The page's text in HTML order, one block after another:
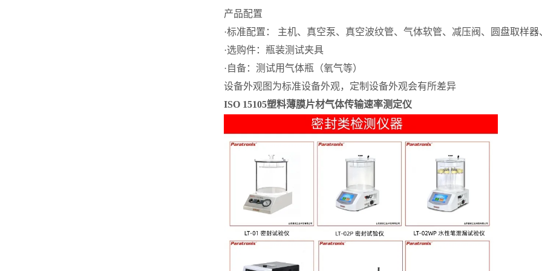
产品配置
·标准配置： 主机、真空泵、真空波纹管、气体软管、减压阀、圆盘取样器
·选购件：瓶装测试夹具
·自备：测试用气体瓶（氧气等）
设备外观图为标准设备外观，定制设备外观会有所差异
ISO 15105塑料薄膜片材气体传输速率测定仪